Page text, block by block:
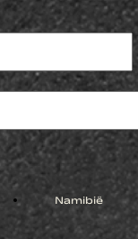
Namibië